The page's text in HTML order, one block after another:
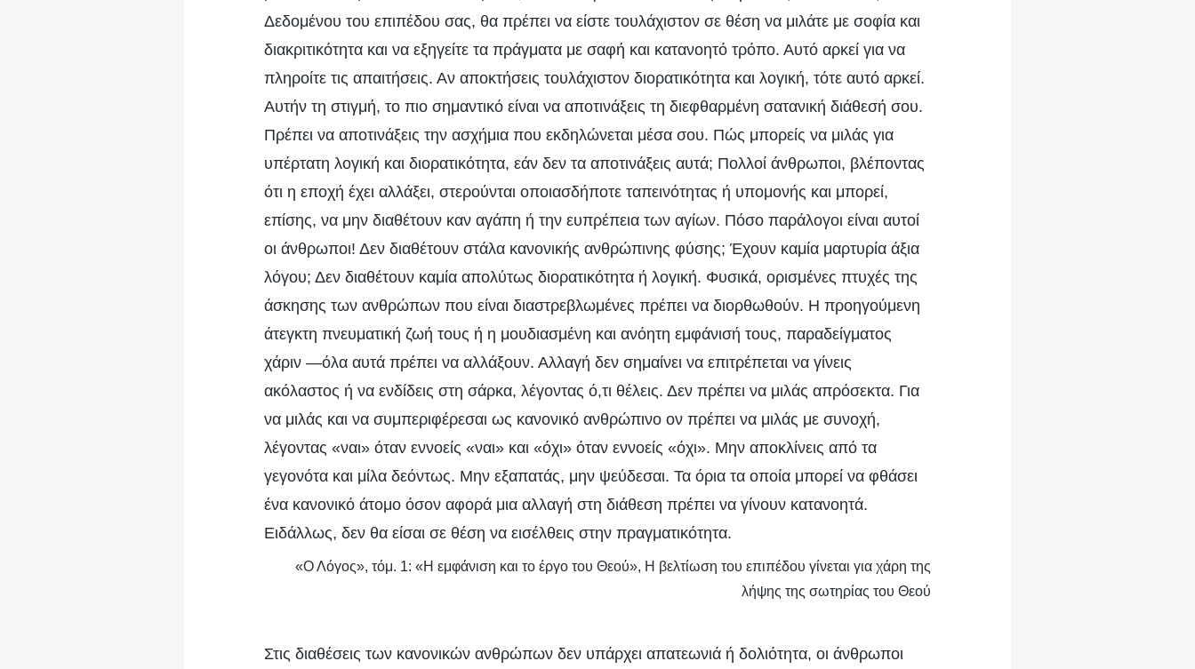
Δεδομένου του επιπέδου σας, θα πρέπει να είστε τουλάχιστον σε θέση να μιλάτε με σοφία και
διακριτικότητα και να εξηγείτε τα πράγματα με σαφή και κατανοητό τρόπο. Αυτό αρκεί για να
πληροίτε τις απαιτήσεις. Αν αποκτήσεις τουλάχιστον διορατικότητα και λογική, τότε αυτό αρκεί.
Αυτήν τη στιγμή, το πιο σημαντικό είναι να αποτινάξεις τη διεφθαρμένη σατανική διάθεσή σου.
Πρέπει να αποτινάξεις την ασχήμια που εκδηλώνεται μέσα σου. Πώς μπορείς να μιλάς για
υπέρτατη λογική και διορατικότητα, εάν δεν τα αποτινάξεις αυτά; Πολλοί άνθρωποι, βλέποντας
ότι η εποχή έχει αλλάξει, στερούνται οποιασδήποτε ταπεινότητας ή υπομονής και μπορεί,
επίσης, να μην διαθέτουν καν αγάπη ή την ευπρέπεια των αγίων. Πόσο παράλογοι είναι αυτοί
οι άνθρωποι! Δεν διαθέτουν στάλα κανονικής ανθρώπινης φύσης; Έχουν καμία μαρτυρία άξια
λόγου; Δεν διαθέτουν καμία απολύτως διορατικότητα ή λογική. Φυσικά, ορισμένες πτυχές της
άσκησης των ανθρώπων που είναι διαστρεβλωμένες πρέπει να διορθωθούν. Η προηγούμενη
άτεγκτη πνευματική ζωή τους ή η μουδιασμένη και ανόητη εμφάνισή τους, παραδείγματος
χάριν —όλα αυτά πρέπει να αλλάξουν. Αλλαγή δεν σημαίνει να επιτρέπεται να γίνεις
ακόλαστος ή να ενδίδεις στη σάρκα, λέγοντας ό,τι θέλεις. Δεν πρέπει να μιλάς απρόσεκτα. Για
να μιλάς και να συμπεριφέρεσαι ως κανονικό ανθρώπινο ον πρέπει να μιλάς με συνοχή,
λέγοντας «ναι» όταν εννοείς «ναι» και «όχι» όταν εννοείς «όχι». Μην αποκλίνεις από τα
γεγονότα και μίλα δεόντως. Μην εξαπατάς, μην ψεύδεσαι. Τα όρια τα οποία μπορεί να φθάσει
ένα κανονικό άτομο όσον αφορά μια αλλαγή στη διάθεση πρέπει να γίνουν κατανοητά.
Ειδάλλως, δεν θα είσαι σε θέση να εισέλθεις στην πραγματικότητα.
«Ο Λόγος», τόμ. 1: «Η εμφάνιση και το έργο του Θεού», Η βελτίωση του επιπέδου γίνεται για χάρη της
λήψης της σωτηρίας του Θεού
Στις διαθέσεις των κανονικών ανθρώπων δεν υπάρχει απατεωνιά ή δολιότητα, οι άνθρωποι